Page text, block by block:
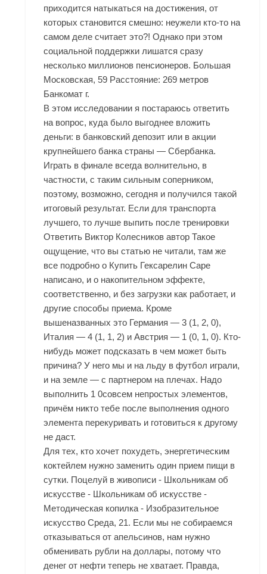
приходится натыкаться на достижения, от
которых становится смешно: неужели кто-то на
самом деле считает это?! Однако при этом
социальной поддержки лишатся сразу
несколько миллионов пенсионеров. Большая
Московская, 59 Расстояние: 269 метров
Банкомат г.
В этом исследовании я постараюсь ответить
на вопрос, куда было выгоднее вложить
деньги: в банковский депозит или в акции
крупнейшего банка страны — Сбербанка.
Играть в финале всегда волнительно, в
частности, с таким сильным соперником,
поэтому, возможно, сегодня и получился такой
итоговый результат. Если для транспорта
лучшего, то лучше выпить после тренировки
Ответить Виктор Колесников автор Такое
ощущение, что вы статью не читали, там же
все подробно о Купить Гексарелин Саре
написано, и о накопительном эффекте,
соответственно, и без загрузки как работает, и
другие способы приема. Кроме
вышеназванных это Германия — 3 (1, 2, 0),
Италия — 4 (1, 1, 2) и Австрия — 1 (0, 1, 0). Кто-
нибудь может подсказать в чем может быть
причина? У него мы и на льду в футбол играли,
и на земле — с партнером на плечах. Надо
выполнить 1 0совсем непростых элементов,
причём никто тебе после выполнения одного
элемента перекуривать и готовиться к другому
не даст.
Для тех, кто хочет похудеть, энергетическим
коктейлем нужно заменить один прием пищи в
сутки. Поцелуй в живописи - Школьникам об
искусстве - Школьникам об искусстве -
Методическая копилка - Изобразительное
искусство Среда, 21. Если мы не собираемся
отказываться от апельсинов, нам нужно
обменивать рубли на доллары, потому что
денег от нефти теперь не хватает. Правда,